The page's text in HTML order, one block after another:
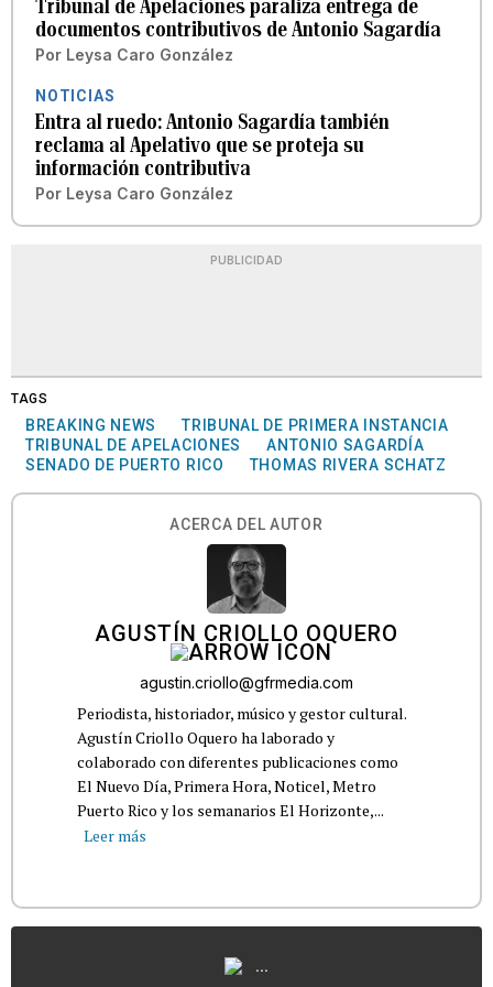
Tribunal de Apelaciones paraliza entrega de
documentos contributivos de Antonio Sagardía
Por Leysa Caro González
NOTICIAS
Entra al ruedo: Antonio Sagardía también
reclama al Apelativo que se proteja su
información contributiva
Por Leysa Caro González
PUBLICIDAD
TAGS
BREAKING NEWS
TRIBUNAL DE PRIMERA INSTANCIA
TRIBUNAL DE APELACIONES
ANTONIO SAGARDÍA
SENADO DE PUERTO RICO
THOMAS RIVERA SCHATZ
ACERCA DEL AUTOR
AGUSTÍN CRIOLLO OQUERO
agustin.criollo@gfrmedia.com
Periodista, historiador, músico y gestor cultural.
Agustín Criollo Oquero ha laborado y
colaborado con diferentes publicaciones como
El Nuevo Día, Primera Hora, Noticel, Metro
Puerto Rico y los semanarios El Horizonte,...
Leer más
...